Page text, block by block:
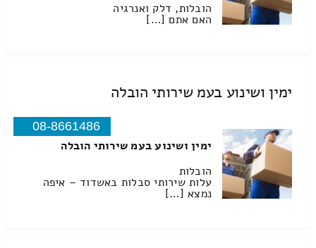
הובלות, דלק ואנרגיה
האם אתם […]
ימין ושינוע בעמ שירותי הובלה
08-8661486
ימין ושינוע בעמ שירותי הובלה
הובלות
עלות שירותי סבלות באשדוד – איפה
נמצא […]